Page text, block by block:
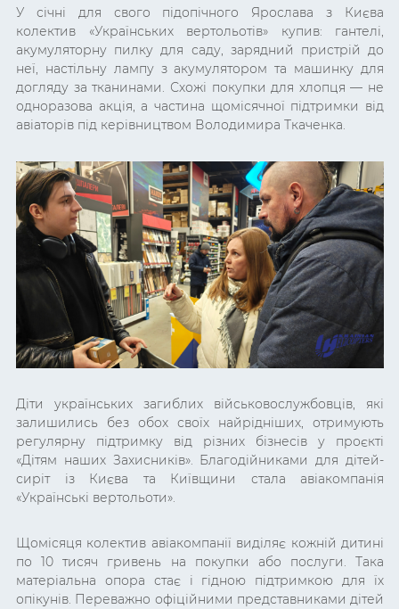
У січні для свого підопічного Ярослава з Києва
колектив «Українських вертольотів» купив: гантелі,
акумуляторну пилку для саду, зарядний пристрій до
неї, настільну лампу з акумулятором та машинку для
догляду за тканинами. Схожі покупки для хлопця — не
одноразова акція, а частина щомісячної підтримки від
авіаторів під керівництвом Володимира Ткаченка.
Діти українських загиблих військовослужбовців, які
залишились без обох своїх найрідніших, отримують
регулярну підтримку від різних бізнесів у проєкті
«Дітям наших Захисників». Благодійниками для дітей-
сиріт із Києва та Київщини стала авіакомпанія
«Українські вертольоти».
Щомісяця колектив авіакомпанії виділяє кожній дитині
по 10 тисяч гривень на покупки або послуги. Така
матеріальна опора стає і гідною підтримкою для їх
опікунів. Переважно офіційними представниками дітей